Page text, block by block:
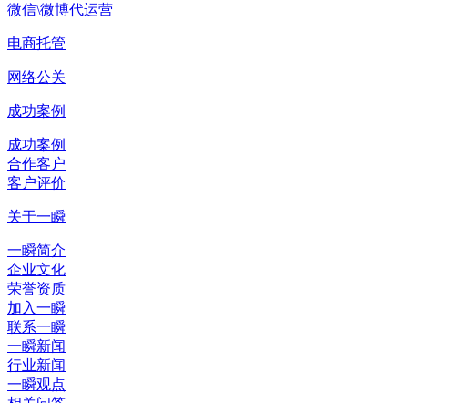
微信\微博代运营
电商托管
网络公关
成功案例
成功案例
合作客户
客户评价
关于一瞬
一瞬简介
企业文化
荣誉资质
加入一瞬
联系一瞬
一瞬新闻
行业新闻
一瞬观点